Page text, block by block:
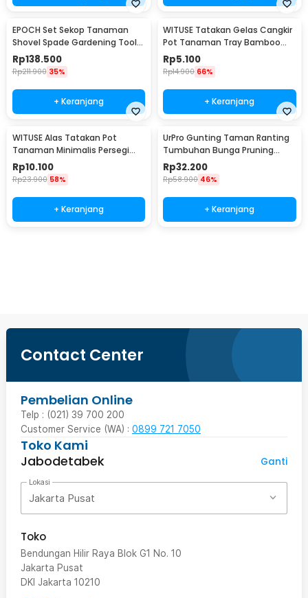
EPOCH Set Sekop Tanaman
Shovel Spade Gardening Tools
10 PCS - LXY55
Rp138.500
Rp211.900 35%
+ Keranjang
WITUSE Tatakan Gelas Cangkir
Pot Tanaman Tray Bamboo
Coaster 85mm - EQF301
Rp5.100
Rp14.900 66%
+ Keranjang
WITUSE Alas Tatakan Pot
Tanaman Minimalis Persegi
Panjang Bamboo Tray
175x88x10mm - EQF301
Rp10.100
Rp23.900 58%
+ Keranjang
UrPro Gunting Taman Ranting
Tumbuhan Bunga Pruning
Scissors 25mm - SK5
Rp32.200
Rp58.900 46%
+ Keranjang
Contact Center
Pembelian Online
Telp : (021) 39 700 200
Customer Service (WA) : 0899 721 7050
Toko Kami
Jabodetabek
Ganti
Lokasi
Jakarta Pusat
Toko
Bendungan Hilir Raya Blok G1 No. 10
Jakarta Pusat
DKI Jakarta 10210